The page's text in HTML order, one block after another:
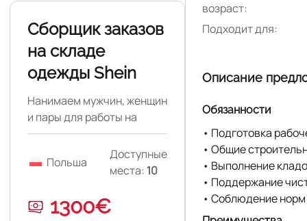
Сборщик заказов
на складе
одежды Shein
Нанимаем мужчин, женщин
и пары для работы на
складе одежды в Польше.
Польша
Доступные
места: 10
1300€
возраст:
Подходит для:
Описание
Обязанности
• Подготовка
• Общие
• Выполнение
• Поддержание
• Соблюдение норм